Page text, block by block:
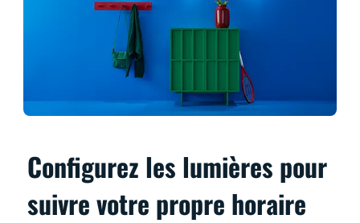
Configurez les lumières pour
suivre votre propre horaire